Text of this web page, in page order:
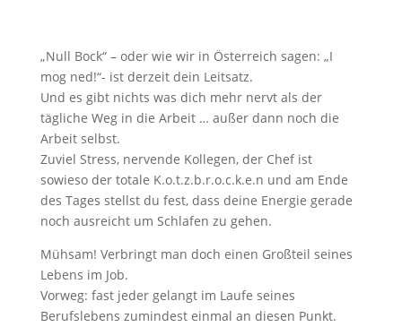
„Null Bock“ – oder wie wir in Österreich sagen: „I
mog ned!“- ist derzeit dein Leitsatz.
Und es gibt nichts was dich mehr nervt als der
tägliche Weg in die Arbeit … außer dann noch die
Arbeit selbst.
Zuviel Stress, nervende Kollegen, der Chef ist
sowieso der totale K.o.t.z.b.r.o.c.k.e.n und am Ende
des Tages stellst du fest, dass deine Energie gerade
noch ausreicht um Schlafen zu gehen.
Mühsam! Verbringt man doch einen Großteil seines
Lebens im Job.
Vorweg: fast jeder gelangt im Laufe seines
Berufslebens zumindest einmal an diesen Punkt.